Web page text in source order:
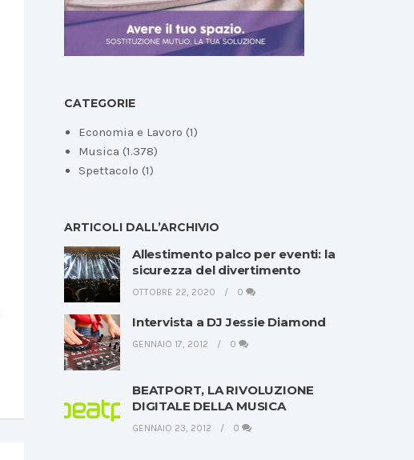
CATEGORIE
Economia e Lavoro (1)
Musica (1.378)
Spettacolo (1)
ARTICOLI DALL’ARCHIVIO
Allestimento palco per eventi: la
sicurezza del divertimento
OTTOBRE 22, 2020 0
Intervista a DJ Jessie Diamond
GENNAIO 17, 2012 0
BEATPORT, LA RIVOLUZIONE
DIGITALE DELLA MUSICA
GENNAIO 23, 2012 0